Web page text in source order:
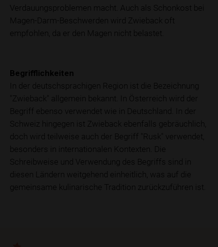
Verdauungsproblemen macht. Auch als Schonkost bei
Magen-Darm-Beschwerden wird Zwieback oft
empfohlen, da er den Magen nicht belastet.
Begrifflichkeiten
In der deutschsprachigen Region ist die Bezeichnung
"Zwieback" allgemein bekannt. In Österreich wird der
Begriff ebenso verwendet wie in Deutschland. In der
Schweiz hingegen ist Zwieback ebenfalls gebräuchlich,
doch wird teilweise auch der Begriff "Rusk" verwendet,
besonders in internationalen Kontexten. Die
Schreibweise und Verwendung des Begriffs sind in
diesen Ländern weitgehend einheitlich, was auf die
gemeinsame kulinarische Tradition zurückzuführen ist.